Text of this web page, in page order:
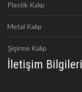
Plastik Kalıp
Metal Kalıp
Şişirme Kalıp
İletişim Bilgileri